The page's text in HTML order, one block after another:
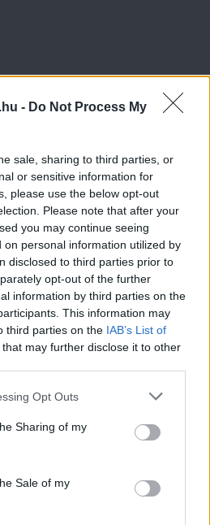
- Do Not Process My
sale, sharing to third parties, or
or sensitive information for
please use the below opt-out
Please note that after your
you may continue seeing
on personal information utilized by
disclosed to third parties prior to
opt-out of the further
information by third parties on the
This information may
third parties on the IAB’s List of
that may further disclose it to other
app uses one or more Google
behaviour. You may click to
and its third-party tags to
purposes in below Google
Opt Outs
Sharing of my
Sale of my
vs Manchester